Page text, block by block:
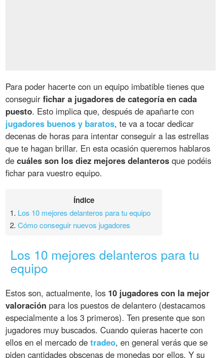
Para poder hacerte con un equipo imbatible tienes que
conseguirfichar a jugadores de categoría en cada
puesto. Esto implica que, después de apañarte con
jugadores buenos y baratos, te va a tocar dedicar
decenas de horas para intentar conseguir a las estrellas
que te hagan brillar. En esta ocasión queremos hablaros
decuáles son los diez mejores delanteros que podéis
fichar para vuestro equipo.
Índice
1. Los 10 mejores delanteros para tu equipo
2.Cómo conseguir nuevos jugadores
Los 10 mejores delanteros para tu
equipo
Estos son, actualmente, los 10 jugadores con la mejor
valoración para los puestos de delantero (destacamos
especialmente a los 3 primeros). Ten presente que son
jugadores muy buscados. Cuando quieras hacerte con
ellos en el mercado detradeo, en general verás que se
piden cantidades obscenas de monedas por ellos. Y su